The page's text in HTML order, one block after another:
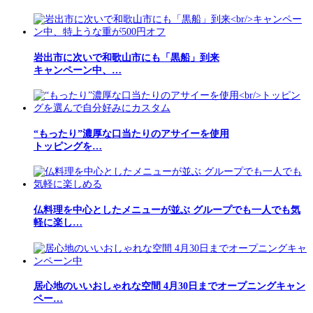
岩出市に次いで和歌山市にも「黒船」到来
キャンペーン中、…
“もったり”濃厚な口当たりのアサイーを使用
トッピングを…
仏料理を中心としたメニューが並ぶ グループでも一人でも気
軽に楽し…
居心地のいいおしゃれな空間 4月30日までオープニングキャン
ペー…